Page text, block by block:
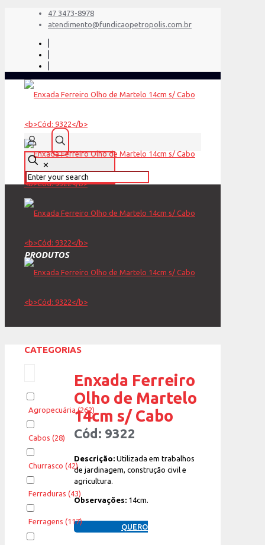
47 3473-8978
atendimento@fundicaopetropolis.com.br
✕
PRODUTOS
Enxada Ferreiro
Olho de Martelo
14cm s/ Cabo
Cód: 9322
Descrição:Utilizada em trabalhos
de jardinagem, construção civil e
agricultura.
Observações:14cm.
QUERO
CATEGORIAS
Agropecuária (262)
Cabos (28)
Churrasco (42)
Ferraduras (43)
Ferragens (117)